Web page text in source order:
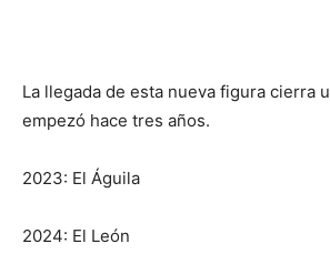
La llegada de esta nueva figura cierra
empezó hace tres años.
2023: El Águila
2024: El León